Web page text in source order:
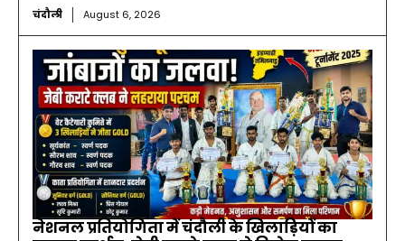
चंदौली August 6, 2026
नेशनल प्रतियोगिता में चंदौली के खिलाड़ियों का